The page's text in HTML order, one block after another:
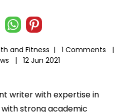
and Fitness |
1 Comments |
|
12 Jun 2021
writer with expertise in
strong academic